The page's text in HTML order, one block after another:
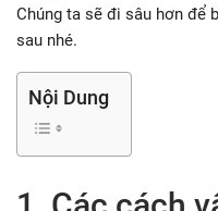
Chúng ta sẽ đi sâu hơn để
sau nhé.
Nội Dung